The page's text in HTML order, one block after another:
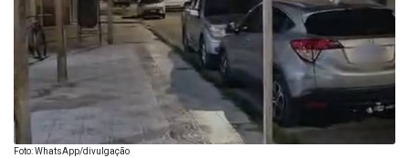
Foto: WhatsApp/divulgação